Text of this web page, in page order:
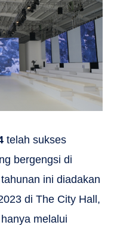
telah sukses
bergengsi di
ini diadakan
di The City Hall,
melalui